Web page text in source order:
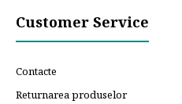
Customer Service
Contacte
Returnarea produselor